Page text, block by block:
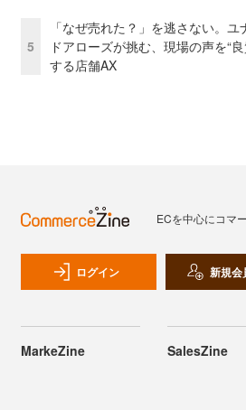
5
「なぜ売れた？」を逃さない。ユ
ドアローズが挑む、現場の声を“
する店舗AX
ECを中心にコマ
ログイン 新規会
MarkeZine SalesZine